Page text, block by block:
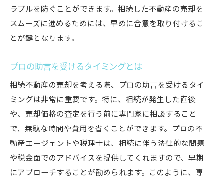
ポジティブなイメージを持たせる方法
地域情報を活用した効果的な宣伝法
地元事情に基づいた売却計画の作成
ラブルを防ぐことができます。相続した不動産の売却を
スムーズに進めるためには、早めに合意を取り付けるこ
とが鍵となります。
プロの助言を受けるタイミングとは
相続不動産の売却を考える際、プロの助言を受けるタイ
ミングは非常に重要です。特に、相続が発生した直後
や、売却価格の査定を行う前に専門家に相談すること
で、無駄な時間や費用を省くことができます。プロの不
動産エージェントや税理士は、相続に伴う法律的な問題
や税金面でのアドバイスを提供してくれますので、早期
にアプローチすることが勧められます。このように、専